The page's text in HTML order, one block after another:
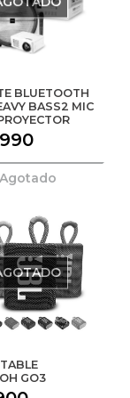
BLUETOOTH
BASS2 MIC
Agotado
GO3